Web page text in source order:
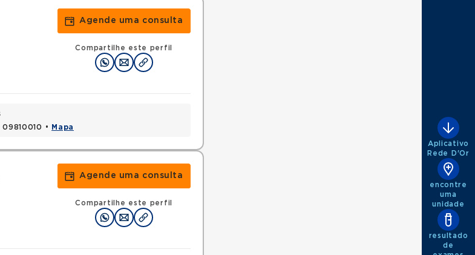
Agende uma consulta
Compartilhe este perfil
• Mapa
Agende uma consulta
Compartilhe este perfil
Aplicativo
Rede D'Or
encontre
uma
unidade
resultado
de